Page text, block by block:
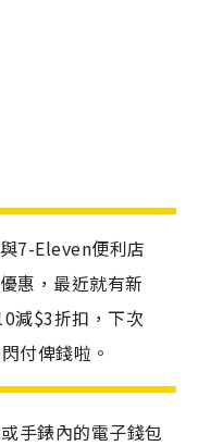
7-Eleven便利店
惠，最近就有新
減$3折扣，下次
付俾錢啦。
手錶內的電子錢包